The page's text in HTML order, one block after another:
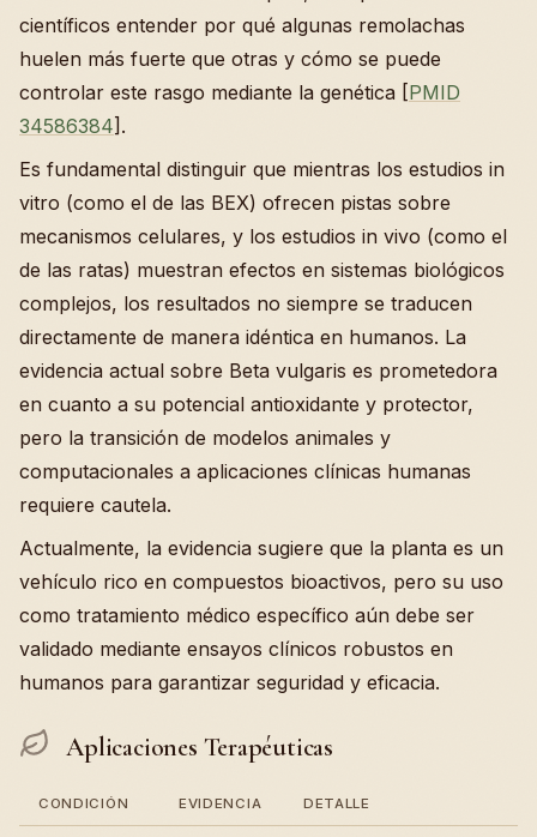
científicos entender por qué algunas remolachas
huelen más fuerte que otras y cómo se puede
controlar este rasgo mediante la genética [PMID
34586384].
Es fundamental distinguir que mientras los estudios in
vitro (como el de las BEX) ofrecen pistas sobre
mecanismos celulares, y los estudios in vivo (como el
de las ratas) muestran efectos en sistemas biológicos
complejos, los resultados no siempre se traducen
directamente de manera idéntica en humanos. La
evidencia actual sobre Beta vulgaris es prometedora
en cuanto a su potencial antioxidante y protector,
pero la transición de modelos animales y
computacionales a aplicaciones clínicas humanas
requiere cautela.
Actualmente, la evidencia sugiere que la planta es un
vehículo rico en compuestos bioactivos, pero su uso
como tratamiento médico específico aún debe ser
validado mediante ensayos clínicos robustos en
humanos para garantizar seguridad y eficacia.
Aplicaciones Terapéuticas
CONDICIÓN EVIDENCIA DETALLE